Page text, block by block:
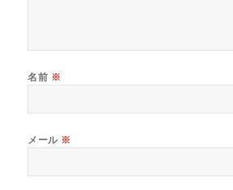
名前 ※
メール ※